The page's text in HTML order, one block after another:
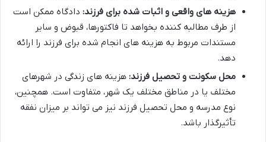
هزینه های واقعی و اثبات شده برای فرزند: دادگاه ممکن است
از طرف مطالبه کننده بخواهد تا فاکتورها، قبوض و سایر
مستندات مربوط به هزینه های انجام شده برای فرزند را ارائه
دهد.
محل سکونت و تحصیل فرزند: هزینه های زندگی در شهرهای
مختلف یا در مناطق مختلف یک شهر، متفاوت است. همچنین،
نوع مدرسه و محل تحصیل فرزند نیز می تواند بر میزان نفقه
تأثیرگذار باشد.